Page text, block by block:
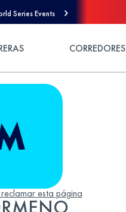
Series Events
CORREDORES
esta página